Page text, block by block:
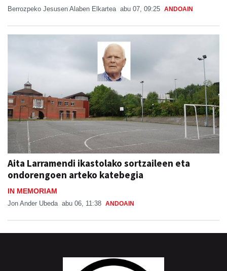
Berrozpeko Jesusen Alaben Elkartea abu 07, 09:25 ANDOAIN
Aita Larramendi ikastolako sortzaileen eta
ondorengoen arteko katebegia
IN MEMORIAM
Jon Ander Ubeda abu 06, 11:38 ANDOAIN